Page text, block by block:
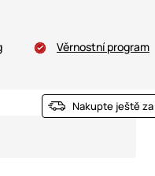
Věrnostní program
Nakupte ještě za